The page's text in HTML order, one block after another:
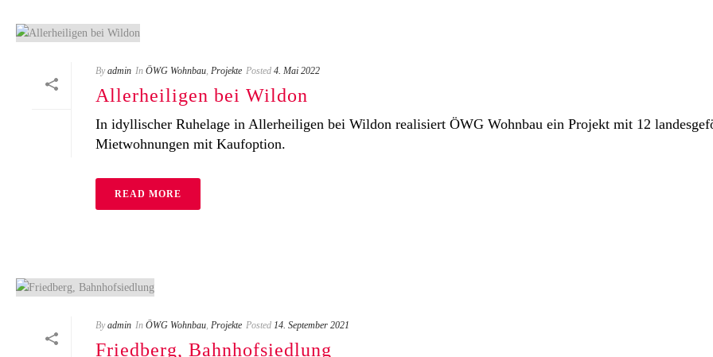
By admin In ÖWG Wohnbau, Projekte Posted 4. Mai 2022
Allerheiligen bei Wildon
In idyllischer Ruhelage in Allerheiligen bei Wildon realisiert ÖWG Wohnbau ein Projekt mit 12
Mietwohnungen mit Kaufoption.
READ MORE
By admin In ÖWG Wohnbau, Projekte Posted 14. September 2021
Friedberg, Bahnhofsiedlung